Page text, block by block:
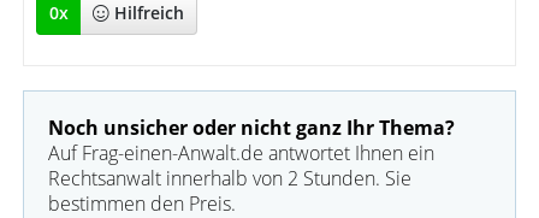
0x Hilfreich
Noch unsicher oder nicht ganz Ihr Thema?
Auf Frag-einen-Anwalt.de antwortet Ihnen ein
Rechtsanwalt innerhalb von 2 Stunden. Sie
bestimmen den Preis.